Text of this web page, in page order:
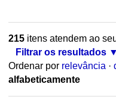
215itens atendem ao
Filtrar os resultados
Ordenar por relevância ·
alfabeticamente